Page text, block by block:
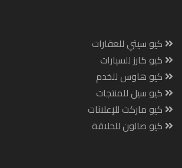
كيو سيتي للعقارات
كيو كارز للسيارات
كيو هاوس للخدم
كيو سيل للمنتجات
كيو ماركت للإعلانات
كيو صالون للحلاقة